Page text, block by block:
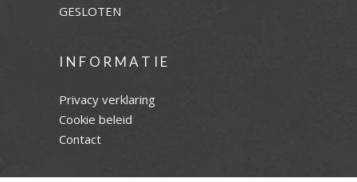
GESLOTEN
INFORMATIE
Privacy verklaring
Cookie beleid
Contact